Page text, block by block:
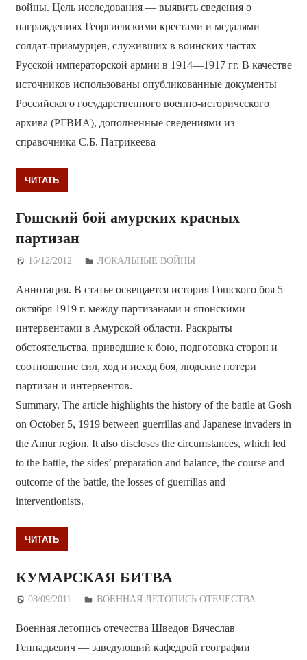
войны. Цель исследования — выявить сведения о
награждениях Георгиевскими крестами и медалями
солдат-приамурцев, служивших в воинских частях
Русской императорской армии в 1914—1917 гг. В качестве
источников использованы опубликованные документы
Российского государственного военно-исторического
архива (РГВИА), дополненные сведениями из
справочника С.Б. Патрикеева
ЧИТАТЬ
Гошский бой амурских красных
партизан
16/12/2012 Дежурный по Редакции
ЛОКАЛЬНЫЕ ВОЙНЫ
Аннотация. В статье освещается история Гошского боя 5
октября 1919 г. между партизанами и японскими
интервентами в Амурской области. Раскрыты
обстоятельства, приведшие к бою, подготовка сторон и
соотношение сил, ход и исход боя, людские потери
партизан и интервентов.
Summary. The article highlights the history of the battle at Gosh
on October 5, 1919 between guerrillas and Japanese invaders in
the Amur region. It also discloses the circumstances, which led
to the battle, the sides’ preparation and balance, the course and
outcome of the battle, the losses of guerrillas and
interventionists.
ЧИТАТЬ
КУМАРСКАЯ БИТВА
08/09/2011 Дежурный по Редакции
ВОЕННАЯ ЛЕТОПИСЬ ОТЕЧЕСТВА
Военная летопись отечества Шведов Вячеслав
Геннадьевич — заведующий кафедрой географии